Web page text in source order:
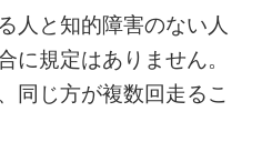
人と知的障害のない人
に規定はありません。
同じ方が複数回走るこ